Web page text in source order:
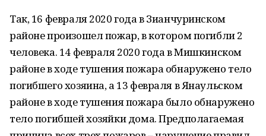
Так, 16 февраля 2020 года в Зианчуринском
районе произошел пожар, в котором погибли 2
человека. 14 февраля 2020 года в Мишкинском
районе в ходе тушения пожара обнаружено тело
погибшего хозяина, а 13 февраля в Янаульском
районе в ходе тушения пожара было обнаружено
тело погибшей хозяйки дома. Предполагаемая